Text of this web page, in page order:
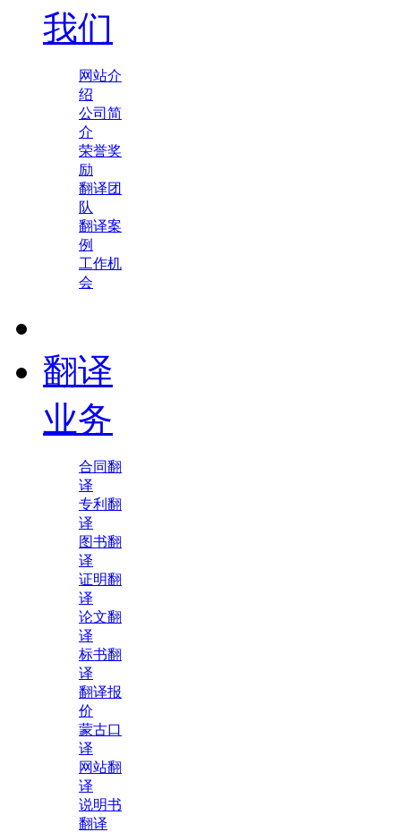
我们
网站介
绍
公司简
介
荣誉奖
励
翻译团
队
翻译案
例
工作机
会
翻译
业务
合同翻
译
专利翻
译
图书翻
译
证明翻
译
论文翻
译
标书翻
译
翻译报
价
蒙古口
译
网站翻
译
说明书
翻译